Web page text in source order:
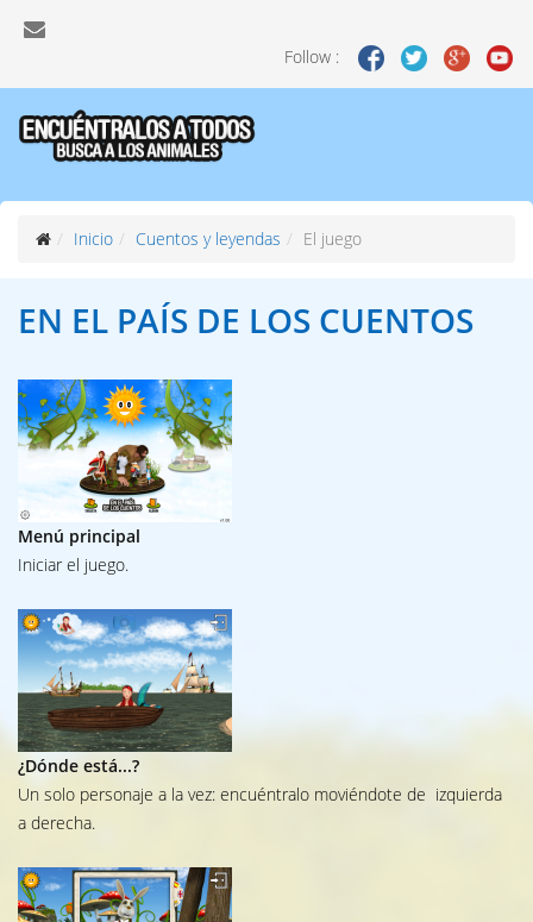
Follow :
Inicio Cuentos y leyendas El juego
EN EL PAÍS DE LOS CUENTOS
Menú principal
Iniciar el juego.
¿Dónde está...?
Un solo personaje a la vez: encuéntralo moviéndote de izquierda
a derecha.